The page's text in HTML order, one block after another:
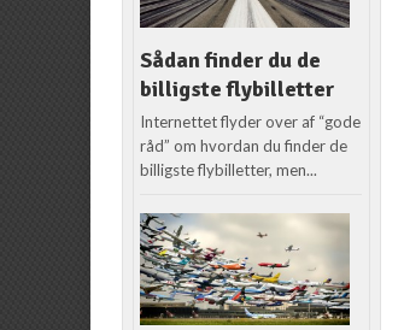
Sådan finder du de
billigste flybilletter
Internettet flyder over af “gode
råd” om hvordan du finder de
billigste flybilletter, men...